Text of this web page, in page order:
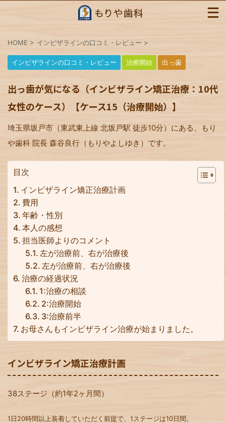
HOME > インビザラインの口コミ・レビュー >
インビザラインの口コミ・レビュー 治療開始 出っ歯
出っ歯が気になる（インビザライン矯正治療：10代
女性のケース）【ケース15（治療開始）】
埼玉県坂戸市（東武東上線 北坂戸駅 徒歩10分）にある、もり
や歯科 院長 森谷良行（もりやよしゆき）です。
目次
インビザライン矯正治療計画
費用
年齢・性別
本人の感想
担当医師よりのコメント
左が治療前、右が治療後
左が治療前、右が治療後
治療の経過状況
1:治療の相談
2:治療開始
3:治療前半
お母さんもインビザライン治療が始まりました。
インビザライン矯正治療計画
38ステージ（約1年2ヶ月間）
1日20時間以上装着していただく前提で、1ステージは10日間。